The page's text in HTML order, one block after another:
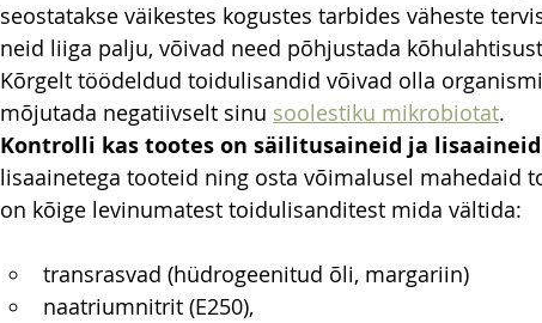
seostatakse väikestes kogustes tarbides väheste
neid liiga palju, võivad need põhjustada
Kõrgelt töödeldud toidulisandid võivad olla
mõjutada negatiivselt sinu soolestiku mikrobiotat.
Kontrolli kas tootes on säilitusaineid ja lisaaineid
lisaainetega tooteid ning osta võimalusel mahedaid
on kõige levinumatest toidulisanditest mida vältida:
transrasvad (hüdrogeenitud õli, margariin)
naatriumnitrit (E250),